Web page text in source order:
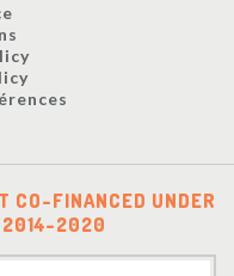
CO-FINANCED UNDER
2014-2020